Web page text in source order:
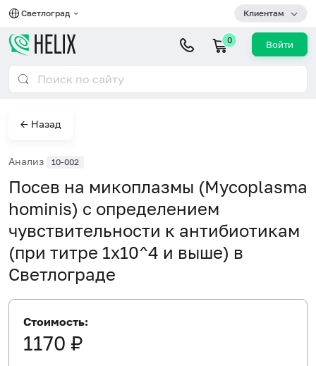
Светлоград Клиентам
0 Войти
← Назад
Анализ 10-002
Посев на микоплазмы (Mycoplasma
hominis) с определением
чувствительности к антибиотикам
(при титре 1х10^4 и выше) в
Светлограде
Стоимость:
1170 ₽